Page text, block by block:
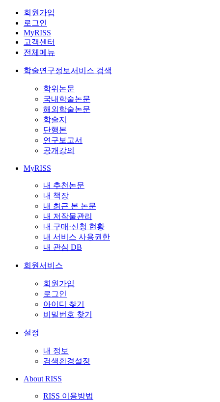
회원가입
로그인
MyRISS
고객센터
전체메뉴
학술연구정보서비스 검색
학위논문
국내학술논문
해외학술논문
학술지
단행본
연구보고서
공개강의
MyRISS
내 추천논문
내 책장
내 최근 본 논문
내 저작물관리
내 구매·신청 현황
내 서비스 사용권한
내 관심 DB
회원서비스
회원가입
로그인
아이디 찾기
비밀번호 찾기
설정
내 정보
검색환경설정
About RISS
RISS 이용방법